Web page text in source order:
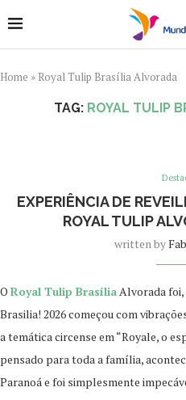
Home » Royal Tulip Brasília Alvorada
TAG: ROYAL TULIP
EXPERIÊNCIA DE
ROYAL TULIP
written by
O Royal Tulip BrasíliaAlvorada foi,
Brasilia! 2026 começou com
a temática circense em “Royale, o
pensado para toda a família,
Paranoá e foi simplesmente